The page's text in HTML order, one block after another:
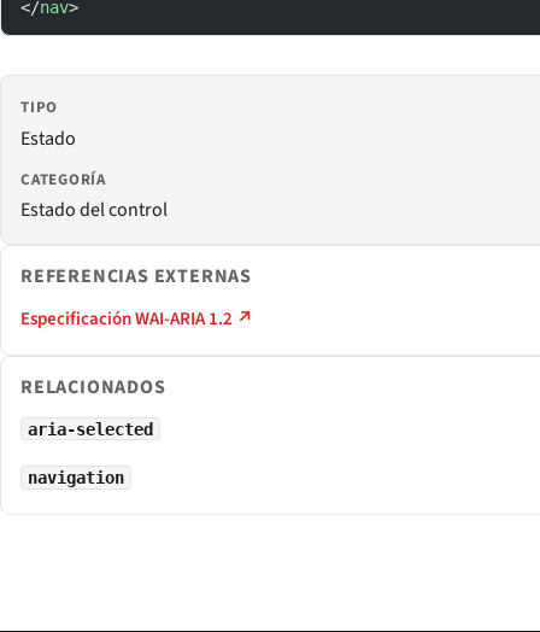
</nav>
TIPO
Estado
CATEGORÍA
Estado del control
REFERENCIAS EXTERNAS
Especificación WAI-ARIA 1.2 ↗
RELACIONADOS
aria-selected
navigation